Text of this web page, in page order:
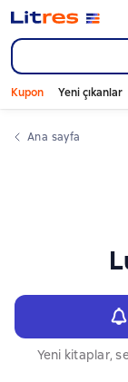
Kupon Yeni çıkanlar
Ana sayfa
Yeni kitaplar,
Слайдер с